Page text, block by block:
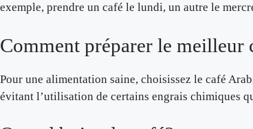
exemple, prendre un café le lundi, un autre le
Comment préparer le meilleur
Pour une alimentation saine, choisissez le café
évitant l’utilisation de certains engrais chimiques